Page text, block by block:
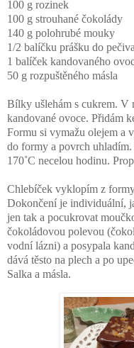
100 g rozinek
100 g strouhané čokolády
140 g polohrubé mouky
1/2 balíčku prášku do pečiva
1 balíček kandovaného
50 g rozpuštěného másla
Bílky ušlehám s cukrem. V
kandované ovoce. Přidám
Formu si vymažu olejem a
do formy a povrch uhladím.
170˚C necelou hodinu.
Chlebíček vyklopím z
Dokončení je individuální,
jen tak a pocukrovat
čokoládovou polevou
vodní lázni) a posypala
dává těsto na plech a po
Salka a másla.